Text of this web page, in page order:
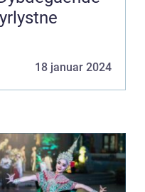
18 januar 2024